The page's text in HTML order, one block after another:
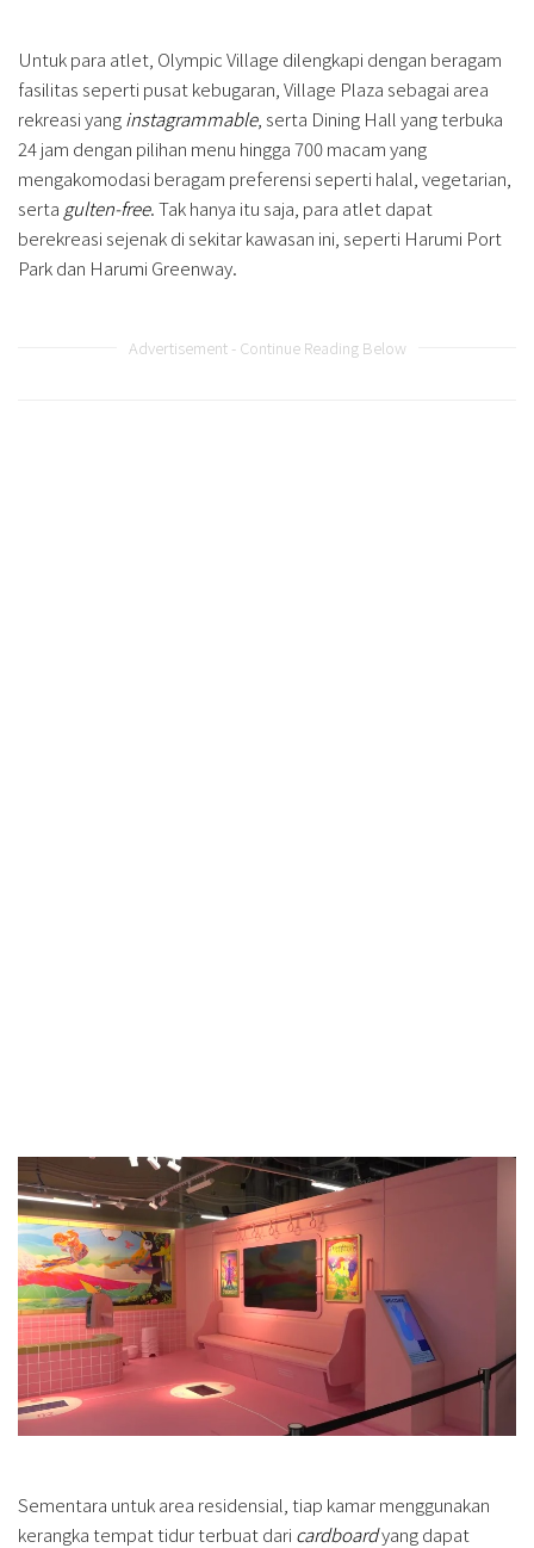
Untuk para atlet, Olympic Village dilengkapi dengan beragam
fasilitas seperti pusat kebugaran, Village Plaza sebagai area
rekreasi yanginstagrammable, serta Dining Hall yang terbuka
24 jam dengan pilihan menu hingga 700 macam yang
mengakomodasi beragam preferensi seperti halal, vegetarian,
serta gulten-free. Tak hanya itu saja, para atlet dapat
berekreasi sejenak di sekitar kawasan ini, seperti Harumi Port
Park dan Harumi Greenway.
Advertisement - Continue Reading Below
Sementara untuk area residensial, tiap kamar menggunakan
kerangka tempat tidur terbuat dari cardboardyang dapat